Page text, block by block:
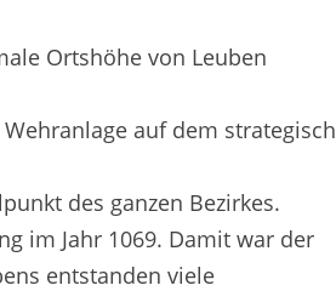
Ortshöhe von Leuben
auf dem strategisch
des ganzen Bezirkes.
im Jahr 1069. Damit war der
entstanden viele